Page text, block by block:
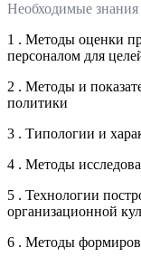
Необходимые знания
1 . Методы оценки
персоналом для
2 . Методы и
политики
3 . Типологии и
4 . Методы
5 . Технологии
организационной
6 . Методы